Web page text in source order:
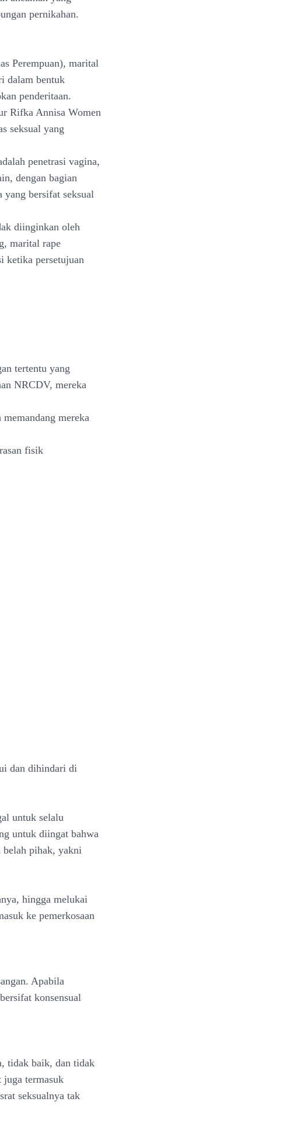
pernikahan.
Perempuan), marital
dalam bentuk
penderitaan.
Rifka Annisa Women
seksual yang
penetrasi vagina,
dengan bagian
yang bersifat seksual
diinginkan oleh
marital rape
ketika persetujuan
tertentu yang
NRCDV, mereka
mereka
fisik
dan dihindari di
untuk selalu
untuk diingat bahwa
belah pihak, yakni
hingga melukai
ke pemerkosaan
Apabila
konsensual
tidak baik, dan tidak
juga termasuk
seksualnya tak